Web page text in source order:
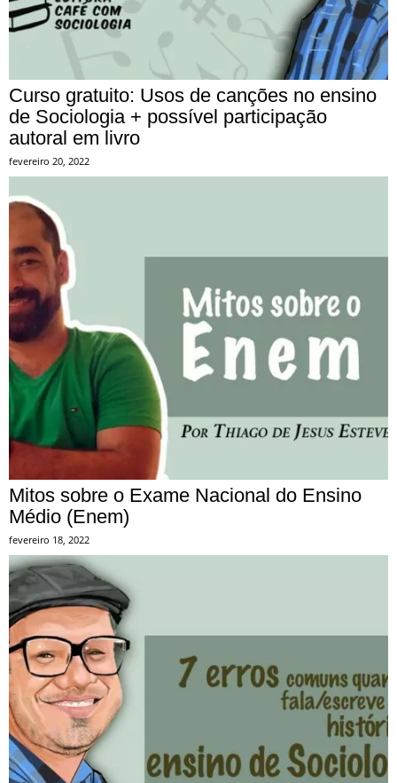
Curso gratuito: Usos de canções no ensino
de Sociologia + possível participação
autoral em livro
fevereiro 20, 2022
Mitos sobre o Exame Nacional do Ensino
Médio (Enem)
fevereiro 18, 2022